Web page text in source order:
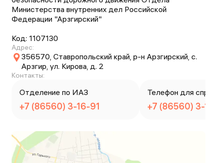
Министерства внутренних дел Российской
Федерации "Арзгирский"
Код: 1107130
Адрес:
356570, Ставропольский край, р-н Арзгирский, с.
Арзгир, ул. Кирова, д. 2
Контакты:
Отделение по ИАЗ
+7 (86560) 3-16-91
Телефон для
+7 (86560) 3-